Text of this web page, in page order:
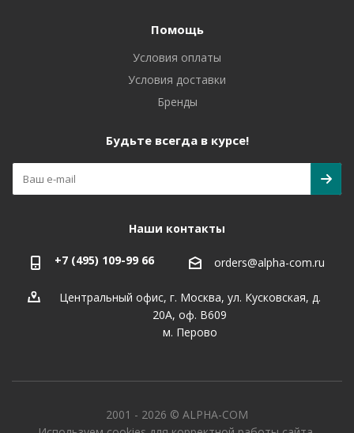
Помощь
Условия оплаты
Условия доставки
Бренды
Будьте всегда в курсе!
Наши контакты
+7 (495) 109-99 66 orders@alpha-com.ru
Центральный офис, г. Москва, ул. Кусковская, д.
20А, оф. В609
м. Перово
2001 - 2026 © ALPHA-COM